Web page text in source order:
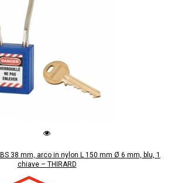
38 mm, arco in nylon L 150 mm Ø 6 mm, blu, 1
chiave – THIRARD